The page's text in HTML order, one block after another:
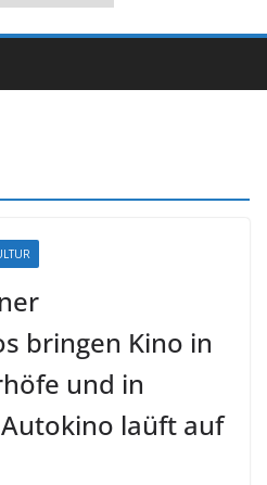
bringen Kino in
und in
laüft auf